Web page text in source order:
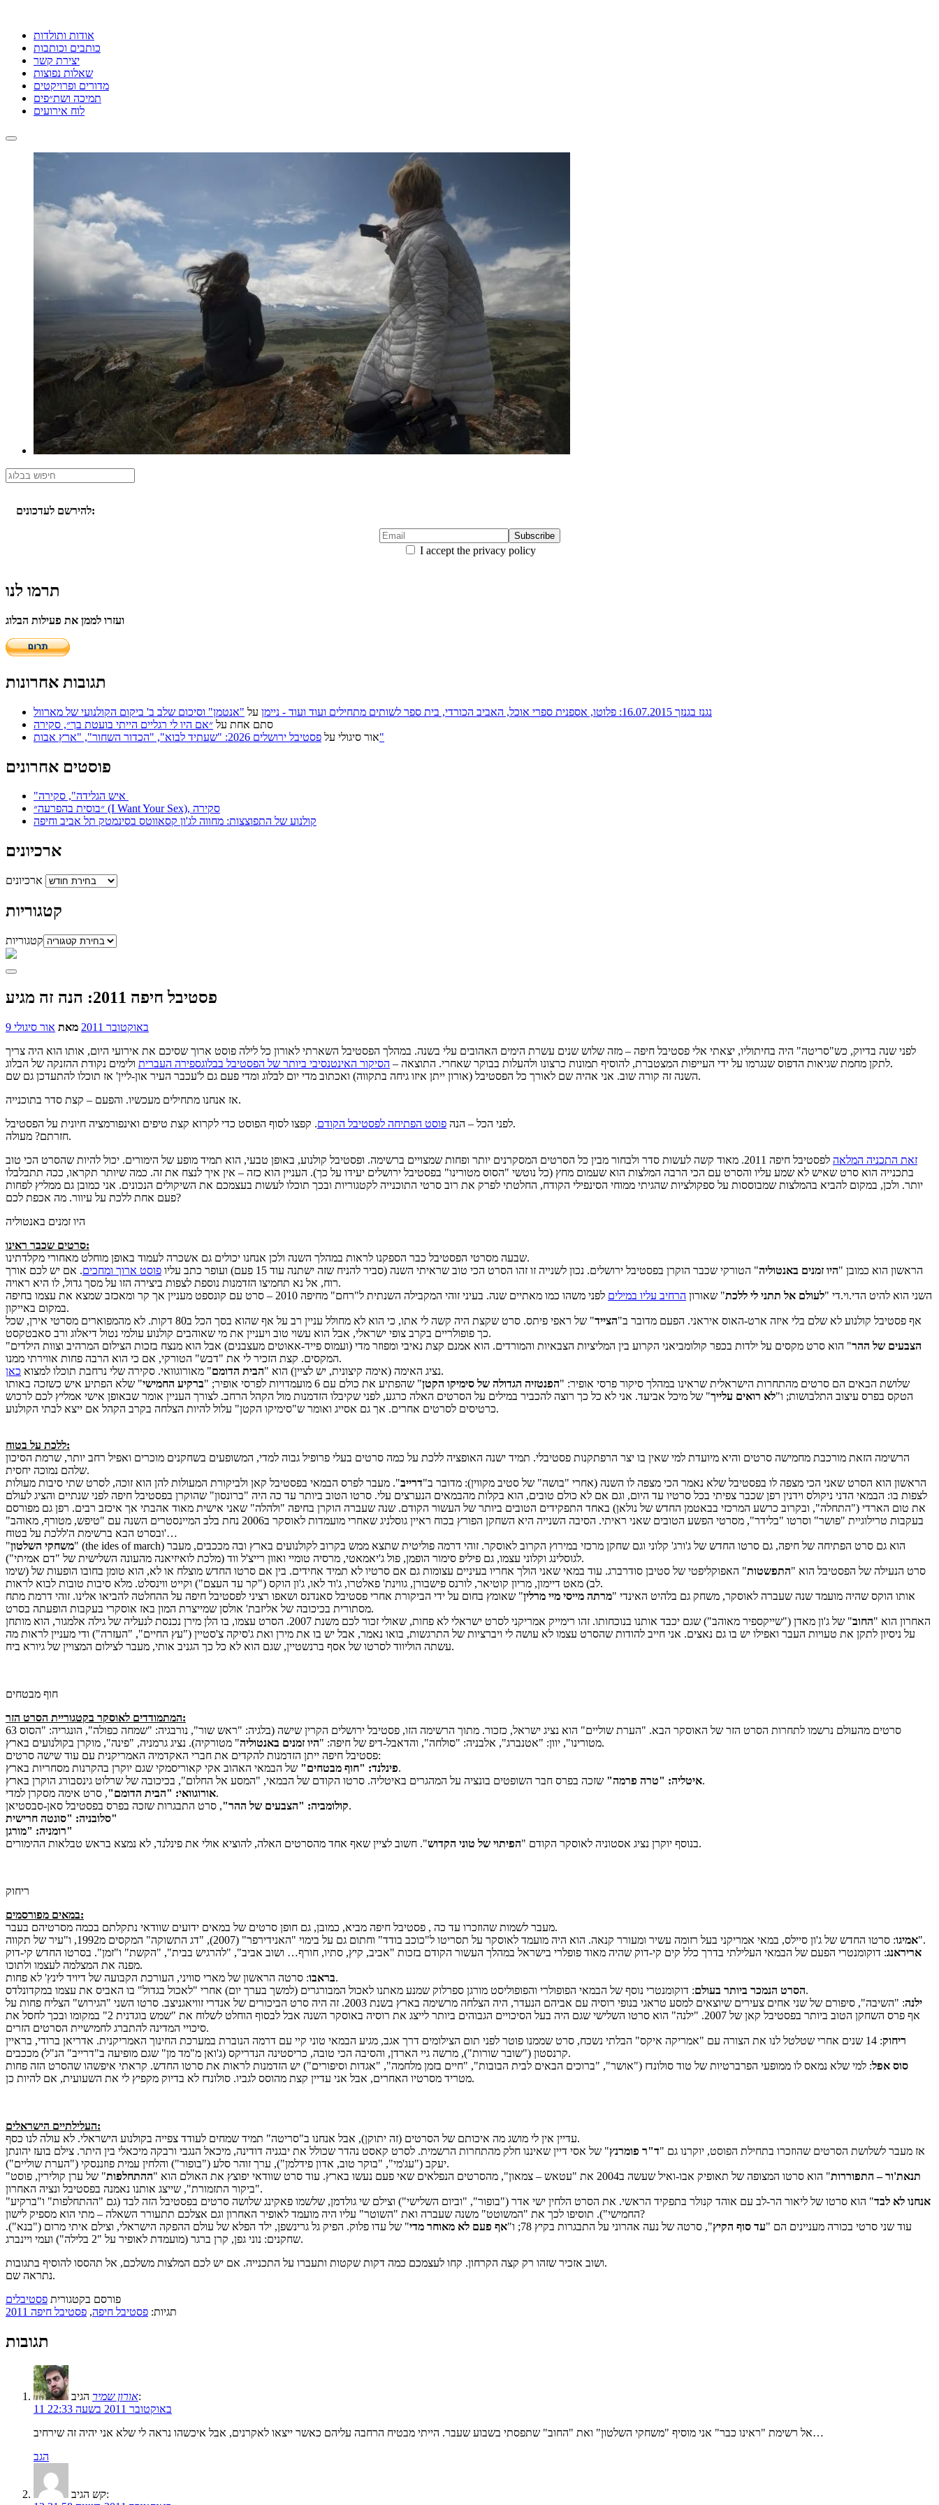
אודות ותולדות
כותבים וכותבות
יצירת קשר
שאלות נפוצות
מדורים ופרויקטים
תמיכה ושת״פים
לוח אירועים
להירשם לעדכונים:
I accept the privacy policy
תרמו לנו
ועזרו לממן את פעילות הבלוג
תגובות אחרונות
נגנז בגנזך 16.07.2015: פלוטו, אספנית ספרי אוכל, האביב הכורדי, בית ספר לשותים מתחילים ועוד ועוד - ניימן על "אנטמן" וסיכום שלב ב' ביקום הקולנועי של מארוול
סתם אחת על ״אם היו לי רגליים הייתי בועטת בך״, סקירה
אור סיגולי על פסטיבל ירושלים 2026: "שעתיד לבוא", "הכדור השחור", "ארץ אבות"
פוסטים אחרונים
״בוסית בהפרעה״ (I Want Your Sex), סקירה
קולנוע של התפוצצות: מחווה לג'ון קסאווטס בסינמטק תל אביב וחיפה
ארכיונים
ארכיונים
קטגוריות
קטגוריות
פסטיבל חיפה 2011: הנה זה מגיע
9 באוקטובר 2011 מאת אור סיגולי
לפני שנה בדיוק, כש"סריטה" היה בחיתוליו, יצאתי אלי פסטיבל חיפה – מזה שלוש שנים עשרת הימים האהובים עלי בשנה. במהלך הפסטיבל השארתי לאורון כל לילה פוסט ארוך שסיכם את אירועי היום, אותו הוא היה צריך
לתקן מחמת שגיאות הדפוס שנגרמו על ידי העייפות המצטברת, להוסיף תמונות כרצונו ולהעלות בבוקר שאחרי. התוצאה – הסיקור האינטנסיבי ביותר של הפסטיבל בבלוגספירה העברית
ולימים נקודת ההזנקה של הבלוג.
השנה זה קורה שוב. אני אהיה שם לאורך כל הפסטיבל (אורון ייתן איזו גיחה בתקווה) ואכתוב מדי יום לבלוג ומדי פעם גם ל'עכבר העיר און-ליין' אז תוכלו להתעדכן גם שם.
אז אנחנו מתחילים מעכשיו. והפעם – קצת סדר בתוכנייה.
לפני הכל – הנה פוסט הפתיחה לפסטיבל הקודם
. קפצו לסוף הפוסט כדי לקרוא קצת טיפים ואינפורמציה חיונית על הפסטיבל.
חזרתם? מעולה.
זאת התכניה המלאה
לפסטיבל חיפה 2011. מאוד קשה לעשות סדר ולבחור מבין כל הסרטים המסקרנים יותר ופחות שמצויים ברשימה. ופסטיבל קולנוע, באופן טבעי, הוא תמיד מופע של הימורים. יכול להיות שהסרט הכי טוב
בתכנייה הוא סרט שאיש לא שמע עליו והסרט עם הכי הרבה המלצות הוא שעמום מחץ (כל נוטשי "הסוס מטורינו" בפסטיבל ירושלים יעידו על כך). העניין הוא כזה – אין איך לנצח את זה. כמה שיותר תקראו, ככה תתבלבלו
יותר. ולכן, במקום להביא בהמלצות שמבוססות על ספקולציות שהגיתי ממוחי הסינפילי הקודח, החלטתי לפרק את רוב סרטי התוכנייה לקטגוריות ובכך תוכלו לעשות בעצמכם את השיקולים הנכונים. אני כמובן גם ממליץ לפחות
פעם אחת ללכת על עיוור. מה אכפת לכם?
היו זמנים באנטוליה
סרטים שכבר ראינו:
שבעה מסרטי הפסטיבל כבר הספקנו לראות במהלך השנה ולכן אנחנו יכולים גם אשכרה לעמוד באופן מוחלט מאחורי מקלדתינו.
הראשון הוא כמובן "היו זמנים באנטוליה" הטורקי שכבר הוקרן בפסטיבל ירושלים. נכון לשנייה זו זהו הסרט הכי טוב שראיתי השנה (סביר להניח שזה ישתנה עוד 15 פעם) ועופר כתב עליו פוסט ארוך ומחכים. אם יש לכם אורך
רוח, אל נא תחמיצו הזדמנות נוספת לצפות ביצירה הזו על מסך גדול, לו היא ראויה.
השני הוא להיט הדי.וי.די "לעולם אל תתני לי ללכת" שאורון הרחיב עליו במילים
לפני משהו כמו מאתיים שנה. בעיני זוהי המקבילה השנתית ל"רחם" מחיפה 2010 – סרט עם קונספט מעניין אך קר ומאכזב שמצא את עצמו בחיפה
במקום באייקון.
אף פסטיבל קולנוע לא שלם בלי איזה ארט-האוס איראני. הפעם מדובר ב"הצייד
" של ראפי פיתס. סרט שקצת היה קשה לי אתו, כי הוא לא מחולל עניין רב על אף שהוא בסך הכל ב80 דקות. לא מהמפוארים מסרטי אירן, שכל
כך פופולריים בקרב צופי ישראלי, אבל הוא עשוי טוב ויעניין את מי שאוהבים קולנוע עולמי נטול דיאלוג ורב סאבטקסט.
"
הצבעים של ההר" הוא סרט מקסים על ילדות בכפר קולומביאני הקרוע בין המליציות הצבאיות והמורדים. הוא אמנם קצת נאיבי ומפוזר מדי (ועמוס פייד-אאוטים מעצבנים) אבל הוא מנצח בזכות הצילום המרהיב וצוות הילדים
המקסים. קצת הזכיר לי את "דבש" הטורקי, אם כי הוא הרבה פחות אווירתי ממנו.
נציג האימה (אימה קיצונית, יש לציין) הוא "הבית הדומם" מאורוגוואי. סקירה שלי נרחבת תוכלו למצוא כאן
.
שלושת הבאים הם סרטים מהתחרות הישראלית שראינו במהלך סיקור פרסי אופיר: "הפנטזיה הגדולה של סימיקו הקטן" שהפתיע את כולם עם 6 מועמדויות לפרסי אופיר; " ברקיע החמישי" שלא הפתיע איש כשזכה באותו
הטקס בפרס עיצוב התלבושות; ו"לא רואים עלייך" של מיכל אביעד. אני לא כל כך רוצה להכביר במילים על הסרטים האלה כרגע, לפני שקיבלו הזדמנות מול הקהל הרחב. לצורך העניין אומר שבאופן אישי אמליץ לכם לרכוש
כרטיסים לסרטים אחרים. אך גם אסייג ואומר ש"סימיקו הקטן" עלול להיות הצלחה בקרב הקהל אם ייצא לבתי הקולנוע.
ללכת על בטוח:
הרשימה הזאת מורכבת מחמישה סרטים והיא מיועדת למי שאין בו יצר הרפתקנות פסטיבלי. תמיד ישנה האופציה ללכת על כמה סרטים בעלי פרופיל גבוה למדי, המשופעים בשחקנים מוכרים ואפיל רחב יותר, שרמת הסיכון
שלהם נמוכה יחסית.
הראשון הוא הסרט שאני הכי מצפה לו בפסטיבל שלא נאמר הכי מצפה לו השנה (אחרי "בושה" של סטיב מקווין): מדובר ב"דרייב". מעבר לפרס הבמאי בפסטיבל קאן ולביקורת המעולות להן הוא זוכה, לסרט שתי סיבות מעולות
לצפות בו: הבמאי הדני ניקולס וידנין רפן שכבר צפיתי בכל סרטיו עד היום, וגם אם לא כולם טובים, הוא בקלות מהבמאים הנערצים עלי. סרטו הטוב ביותר עד כה היה "ברונסון" שהוקרן בפסטיבל חיפה לפני שנתיים והציג לעולם
את טום הארדי ("התחלה", ובקרוב כרשע המרכזי בבאטמן החדש של נולאן) באחד התפקידים הטובים ביותר של העשור הקודם. שנה שעברה הוקרן בחיפה "ולהלה" שאני אישית מאוד אהבתי אך איכזב רבים. רפן גם מפורסם
בעקבות טרילוגיית "פושר" וסרטו "בלידר", מסרטי הפשע הטובים שאני ראיתי. הסיבה השנייה היא השחקן הפורץ בכוח ראיין גוסלניג שאחרי מועמדות לאוסקר ב2006 נחת בלב המיינסטרים השנה עם "טיפש, מטורף, מאוהב"
ובסרט הבא ברשימת ה'ללכת על בטוח'…
"משחקי השלטון" (the ides of march) הוא גם סרט הפתיחה של חיפה, גם סרטו החדש של ג'ורג' קלוני וגם שחקן מרכזי במירוץ הקרוב לאוסקר. זוהי דרמה פוליטית שתצא ממש בקרוב לקולנועים בארץ ובה מככבים, מעבר
לגוסלינג וקלוני עצמו, גם פיליפ סימור הופמן, פול ג'יאמאטי, מרסיה טומיי ואוון רייצ'ל ווד (מלכת לואיזיאנה מהעונה השלישית של "דם אמיתי").
סרט הנעילה של הפסטיבל הוא "התפשטות" האפוקליפטי של סטיבן סודרברג. עוד במאי שאני הולך אחריו בעיניים עצומות גם אם סרטיו לא תמיד אחידים. בין אם סרטו החדש מוצלח או לא, הוא טומן בחובו הופעות של (שימו
לב) מאט דיימון, מריון קוטיאר, לורנס פישבורן, גווינת' פאלטרו, ג'וד לאו, ג'ון הוקס ("קר עד העצם") וקייט ווינסלט. מלא סיבות טובות לבוא לראות.
אותו הוקס שהיה מועמד שנה שעברה לאוסקר, משחק גם בלהיט האינדי "מרתה מייסי מיי מרלין" שאומץ בחום על ידי הביקורת אחרי פסטיבל סאנדנס ושאפו רציני לפסטיבל חיפה על ההחלטה להביאו אלינו. זוהי דרמת מתח
מסתורית בכיכובה של אליזבת' אולסן שמייצרת המון באז אוסקרי בעקבות הופעתה בסרט.
האחרון הוא "החוב
" של ג'ון מאדן ("שייקספיר מאוהב") שגם יכבד אותנו בנוכחותו. זהו רימייק אמריקני לסרט ישראלי לא פחות, שאולי זכור לכם משנת 2007. הסרט עצמו, בו הלן מירן נכנסת לנעליה של גילה אלמגור, הוא מותחן
על ניסיון לתקן את טעויות העבר ואפילו יש בו גם נאצים. אני חייב להודות שהסרט עצמו לא עושה לי ויברציות של התרגשות, בואו נאמר, אבל יש בו את מירן ואת ג'סיקה צ'סטיין ("עץ החיים", "העזרה") ודי מעניין לראות מה
עשתה הוליווד לסרטו של אסף ברנשטיין, שגם הוא לא כל כך הגניב אותי, מעבר לצילום המצויין של גיורא ביח.
חוף מבטחים
המתמודדים לאוסקר בקטגוריית הסרט הזר:
63 סרטים מהעולם נרשמו לתחרות הסרט הזר של האוסקר הבא. "הערת שוליים" הוא נציג ישראל, כזכור. מתוך הרשימה הזו, פסטיבל ירושלים הקרין שישה (בלגיה: "ראש שור", נורבגיה: "שמחה כפולה", הונגריה: "הסוס
מטורינו", יוון: "אטנברג", אלבניה: "סולחה", והדאבל-דיפ של חיפה: "היו זמנים באנטוליה
" מטורקיה). נציג גרמניה, "פינה", מוקרן בקולנועים בארץ.
פסטיבל חיפה ייתן הזדמנות להקדים את חברי האקדמיה האמריקנית עם עוד שישה סרטים:
פינלנד: "חוף מבטחים"של הבמאי האהוב אקי קאוריסמקי שגם יוקרן בהקרנות מסחריות בארץ.
איטליה: "טרה פרמה"שזכה בפרס חבר השופטים בונציה על המהגרים באיטליה. סרטו הקודם של הבמאי, "המסע אל החלום", בכיכובה של שרלוט גינסבורג הוקרן בארץ.
אורוגוואי: "הבית הדומם", סרט אימה מסקרן למדי.
קולומביה: "הצבעים של ההר", סרט התבגרות שזכה בפרס בפסטיבל סאן-סבסטיאן.
סלובניה: "סונטה חרישית"
רומניה: "מורגן"
בנוסף יוקרן נציג אסטוניה לאוסקר הקודם "הפיתוי של טוני הקדוש ". חשוב לציין שאף אחד מהסרטים האלה, להוציא אולי את פינלנד, לא נמצא בראש טבלאות ההימורים.
ריחוק
במאים מפורסמים:
מעבר לשמות שהוזכרו עד כה , פסטיבל חיפה מביא, כמובן, גם חופן סרטים של במאים ידועים שוודאי נתקלתם בכמה מסרטיהם בעבר.
אמיגו: סרטו החדש של ג'ון סיילס, במאי אמריקני בעל רזומה עשיר ומעורר קנאה. הוא היה מועמד לאוסקר על תסריטו ל"כוכב בודד" וחתום גם על בימוי "האנידירפר" (2007), "דג התשוקה" המקסים מ1992, ו"עיר של תקווה".
אריראנג: דוקומנטרי הפעם של הבמאי העלילתי בדרך כלל קים קי-דוק שהיה מאוד פופלרי בישראל במהלך העשור הקודם בזכות "אביב, קיץ, סתיו, חורף… ושוב אביב", "להרגיש בבית", "הקשת" ו"זמן". בסרטו החדש קי-דוק
מפנה את המצלמה לעצמו ולתוכו.
בראבו: סרטה הראשון של מארי סוויני, העורכת הקבועה של דיויד לינץ' לא פחות.
הסרט הנמכר ביותר בעולם: דוקומנטרי נוסף של הבמאי הפופולרי והפופוליסט מורגן ספרלוק שמנע מאתנו לאכול המבורגרים (למשך בערך יום) אחרי "לאכול בגדול" בו האביס את עצמו במקדונלדס.
ילנה
: "השיבה", סיפורם של שני אחים צעירים שיוצאים למסע טראגי בנופי רוסיה עם אביהם הנעדר, היה הצלחה מרשימה בארץ בשנת 2003. זה היה סרט הביכורים של אנדרי זוויאגניצב. סרטו השני "הגירוש" הצליח פחות על
אף פרס השחקן הטוב ביותר בפסטיבל קאן של 2007. "ילנה" הוא סרטו השלישי שגם היה בעל הסיכויים הגבוהים ביותר לייצג את רוסיה באוסקר השנה אבל לבסוף הוחלט לשלוח את "שמש בוגדנית 2" במקומו ובכך לחסל את
סיכויי המדינה להתברג לחמישיית הסרטים הזרים.
ריחוק
: 14 שנים אחרי שטלטל לנו את הצורה עם "אמריקה איקס" הבלתי נשכח, סרט שממנו פוטר לפני תום הצילומים דרך אגב, מגיע הבמאי טוני קיי עם דרמה הנוברת במערכת החינוך האמריקנית. אדריאן ברודי, בראיין
קרנסטון ("שובר שורות"), מרשה גיי הארדן, והסיבה הכי טובה, כריסטינה הנדריקס (ג'ואן מ"מד מן" שגם מופיעה ב"דרייב" הנ"ל) מככבים.
סוס אפל: למי שלא נמאס לו ממופעי הפרברטיות של טוד סולונדז ("אושר", "ברוכים הבאים לבית הבובות", "חיים בזמן מלחמה", "אגדות וסיפורים") יש הזדמנות לראות את סרטו החדש. קראתי איפשהו שהסרט הזה פחות
מטריד מסרטיו האחרים, אבל אני עדיין קצת מהוסס לגביו. סולונדז לא בדיוק מקפיץ לי את השעועית, אם להיות כן.
העלילתיים הישראלים:
עדיין אין לי מושג מה איכותם של הסרטים (זה יתוקן), אבל אנחנו ב"סריטה" תמיד שמחים לעודד צפייה בקולנוע הישראלי. לא עולה לנו כסף.
אז מעבר לשלושת הסרטים שהוזכרו בתחילת הפוסט, יוקרנו גם "ד"ר פומרנץ" של אסי דיין שאיננו חלק מהתחרות הרשמית. לסרט קאסט נהדר שכולל את יבגניה דודינה, מיכאל הנגבי ורבקה מיכאלי בין היתר. צילם בועז יהונתן
יעקב ("עג'מי", "בוקר טוב, אדון פידלמן"), ערך זוהר סלע ("בופור") והלחין עמית פוזננסקי ("הערת שוליים").
"
תנאת'ור – התפוררות" הוא סרטו המצופה של תאופיק אבו-ואיל שעשה ב2004 את "עטאש – צמאון", מהסרטים הנפלאים שאי פעם נעשו בארץ. עוד סרט שוודאי יפוצץ את האולם הוא " ההתחלפות" של ערן קולירין, פוסט
"ביקור התזמורת", שייצג אותנו נאמנה בפסטיבל ונציה האחרון.
"
אנחנו לא לבד" הוא סרטו של ליאור הר-לב עם אוהד קנולר בתפקיד הראשי. את הסרט הלחין ישי אדר ("בופור", "וביום השלישי") וצילם שי גולדמן, שלשמו פאקינג שלושה סרטים בפסטיבל הזה לבד (גם "ההתחלפות" ו"ברקיע
החמישי"). תוסיפו לכך את "המשוטט" משנה שעברה ואת "השוטר" עליו היה מועמד לאופיר האחרון וגם אצלכם תתעורר השאלה – מתי הוא מספיק לישון?
עוד שני סרטי בכורה מעניינים הם "עד סוף הקיץ", סרטה של נעה אהרוני על התבגרות בקיץ 78; ו" אף פעם לא מאוחר מדי" של עדו פלוק. הפיק גל גרינשפן, ילד הפלא של עולם ההפקה הישראלי, וצילם איתי מרום ("בנא").
שחקנים: נוני גפן, קרן ברגר (מועמדת לאופיר על "2 בלילה") ועמי ויינברג.
ושוב אזכיר שזהו רק קצה הקרחון. קחו לעצמכם כמה דקות שקטות ותעברו על התכנייה. אם יש לכם המלצות משלכם, אל תהססו להוסיף בתגובות.
נתראה שם.
פורסם בקטגורית פסטיבלים
תגיות: פסטיבל חיפה, פסטיבל חיפה 2011
תגובות
אורון שמירהגיב:
11 באוקטובר 2011 בשעה 22:33
אל רשימת "ראינו כבר" אני מוסיף "משחקי השלטון" ואת "החוב" שתפסתי בשבוע שעבר. הייתי מבטיח הרחבה עליהם כאשר ייצאו לאקרנים, אבל איכשהו נראה לי שלא אני יהיה זה שירחיב…
הגב
קשהגיב: